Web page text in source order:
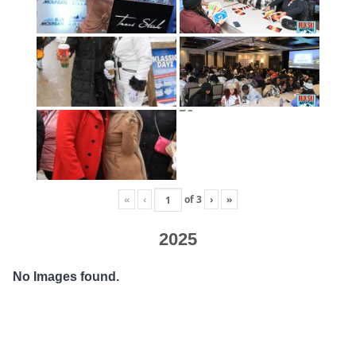
« ‹ of3 › »
2025
No Images found.